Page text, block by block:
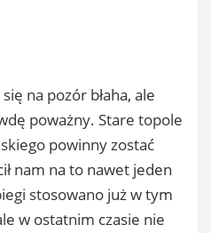
na pozór błaha, ale
poważny. Stare topole
powinny zostać
nam na to nawet jeden
stosowano już w tym
w ostatnim czasie nie